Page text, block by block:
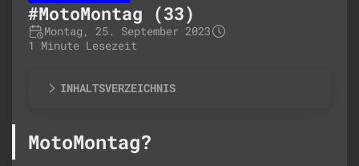
#MotoMontag (33)
Montag, 25. September 2023
1 Minute Lesezeit
INHALTSVERZEICHNIS
MotoMontag?